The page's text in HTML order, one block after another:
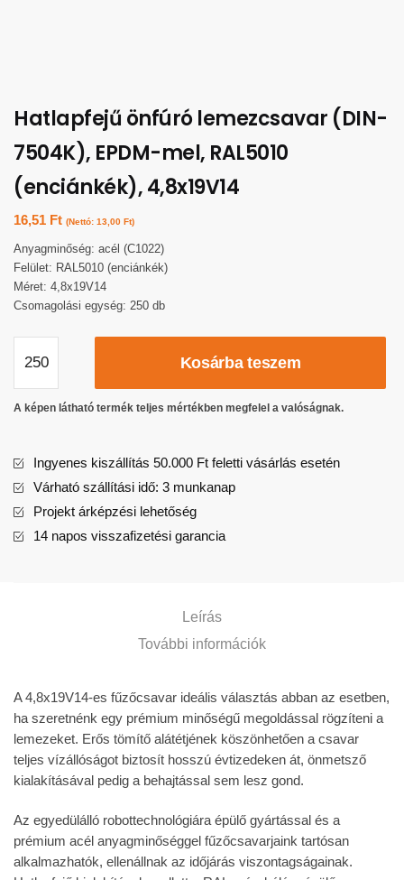
Hatlapfejű önfúró lemezcsavar (DIN-
7504K), EPDM-mel, RAL5010
(enciánkék), 4,8x19V14
16,51 Ft (Nettó: 13,00 Ft)
Anyagminőség: acél (C1022)
Felület: RAL5010 (enciánkék)
Méret: 4,8x19V14
Csomagolási egység: 250 db
Kosárba teszem
A képen látható termék teljes mértékben megfelel a valóságnak.
Ingyenes kiszállítás 50.000 Ft feletti vásárlás esetén
Várható szállítási idő: 3 munkanap
Projekt árképzési lehetőség
14 napos visszafizetési garancia
Leírás
További információk
A 4,8x19V14-es fűzőcsavar ideális választás abban az esetben,
ha szeretnénk egy prémium minőségű megoldással rögzíteni a
lemezeket. Erős tömítő alátétjének köszönhetően a csavar
teljes vízállóságot biztosít hosszú évtizedeken át, önmetsző
kialakításával pedig a behajtással sem lesz gond.
Az egyedülálló robottechnológiára épülő gyártással és a
prémium acél anyagminőséggel fűzőcsavarjaink tartósan
alkalmazhatók, ellenállnak az időjárás viszontagságainak.